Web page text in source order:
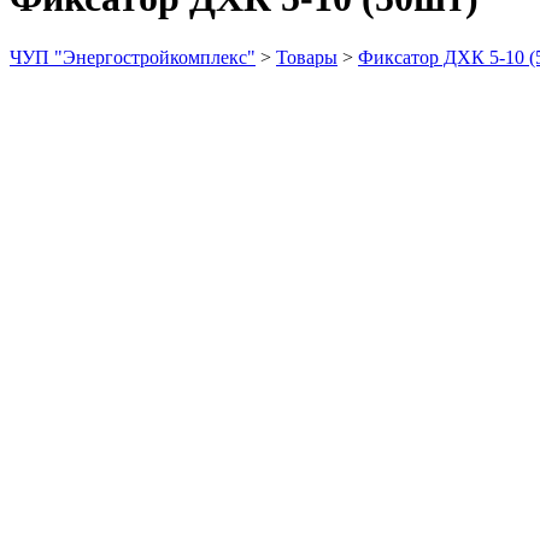
ЧУП "Энергостройкомплекс" > Товары > Фиксатор ДХК 5-10